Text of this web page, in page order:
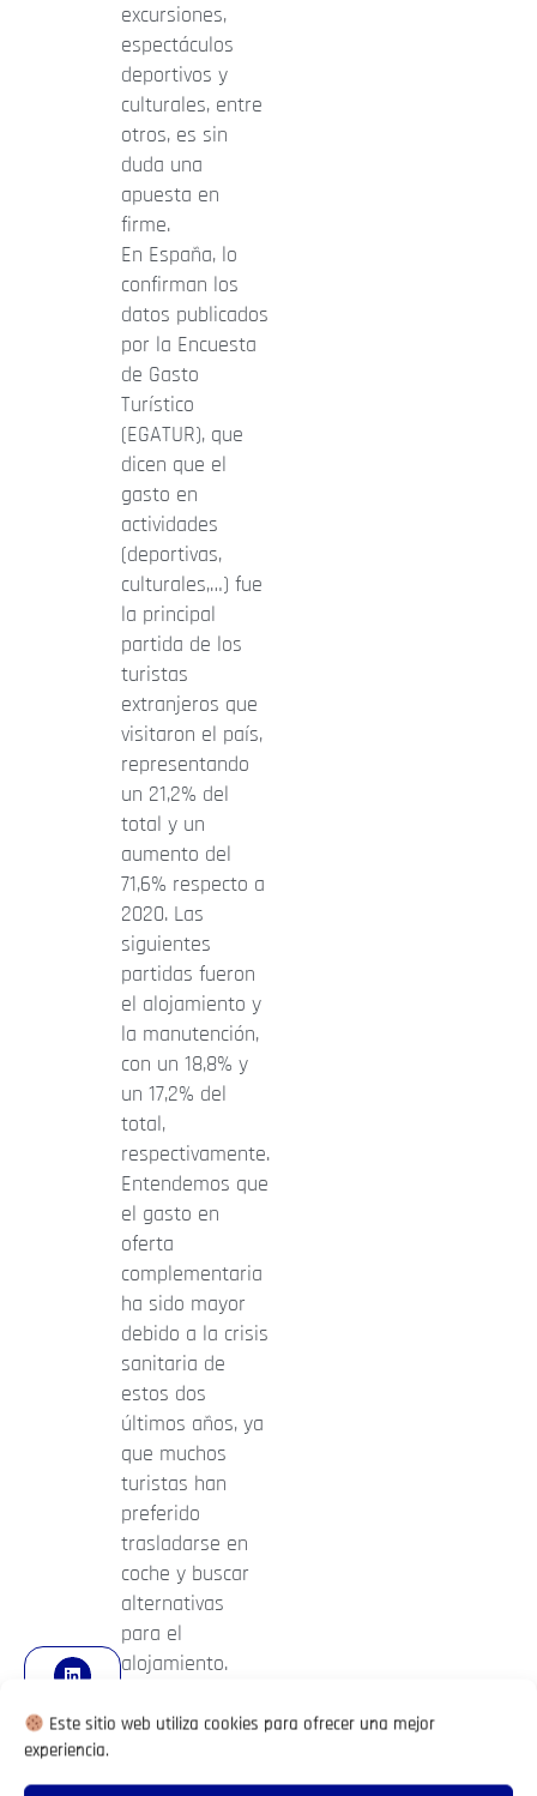
Este sitio web utiliza cookies para ofrecer una mejor
experiencia.
excursiones,
espectáculos
deportivos y
culturales, entre
otros, es sin
duda una
apuesta en
firme.
En España, lo
confirman los
datos publicados
por la Encuesta
de Gasto
Turístico
(EGATUR), que
dicen que el
gasto en
actividades
(deportivas,
culturales,…) fue
la principal
partida de los
turistas
extranjeros que
visitaron el país,
representando
un 21,2% del
total y un
aumento del
71,6% respecto a
2020. Las
siguientes
partidas fueron
el alojamiento y
la manutención,
con un 18,8% y
un 17,2% del
total,
respectivamente.
Entendemos que
el gasto en
oferta
complementaria
ha sido mayor
debido a la crisis
sanitaria de
estos dos
últimos años, ya
que muchos
turistas han
preferido
trasladarse en
coche y buscar
alternativas
para el
alojamiento.
aéreo y
hoteleros, eran